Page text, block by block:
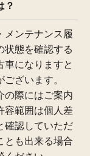
？
メンテナンス履
状態を確認する
車になりますと
ざいます。
の際にはご案内
容範囲は個人差
確認していただ
とも出来る場合